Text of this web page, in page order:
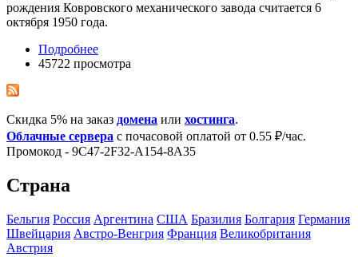
рождения Ковровского механического завода считается 6
октября 1950 года.
Подробнее
45722 просмотра
Скидка 5% на заказ домена или хостинга.
Облачные сервера с почасовой оплатой от 0.55 ₽/час.
Промокод - 9C47-2F32-A154-8A35
Страна
Бельгия Росcия Аргентина США Бразилия Болгария Германия
Швейцария Австро-Венгрия Франция Великобритания
Австрия